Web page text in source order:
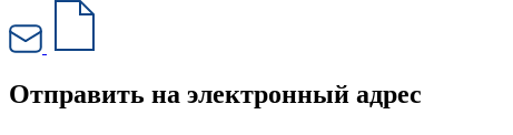
Отправить на электронный адрес